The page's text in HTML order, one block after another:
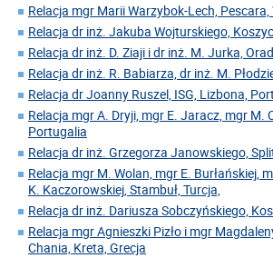
Relacja mgr Marii Warzybok-Lech, Pescara,
Relacja dr inż. Jakuba Wojturskiego,
Relacja dr inż. D. Ziaji i dr inż. M. Jurka,
Relacja dr inż. R. Babiarza, dr inż. M.
Relacja dr Joanny Ruszel, ISG, Lizbona,
Relacja mgr A. Dryji, mgr E. Jaracz, mgr M.
Portugalia
Relacja dr inż. Grzegorza Janowskiego,
Relacja mgr M. Wolan, mgr E. Burłańskiej,
K. Kaczorowskiej, Stambuł, Turcja,
Relacja dr inż. Dariusza Sobczyńskiego,
Relacja mgr Agnieszki Pizło i mgr
Chania, Kreta, Grecja